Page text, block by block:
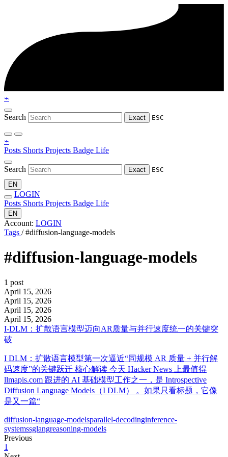
⌁
Search Exact ESC
⌁
Posts Shorts Projects Badge Life
Search Exact
ESC
EN
LOGIN
Posts Shorts Projects Badge Life
EN
Account: LOGIN
Tags / #diffusion-language-models
#diffusion-language-models
1 post
April 15, 2026
April 15, 2026
April 15, 2026
April 15, 2026
I-DLM：扩散语言模型迈向AR质量与并行速度统一的关键突
破
I DLM：扩散语言模型第一次逼近“同规模 AR 质量 + 并行解
码速度”的关键跃迁 核心解读 今天 Hacker News 上最值得
llmapis.com 跟进的 AI 基础模型工作之一，是 Introspective
Diffusion Language Models（I DLM） 。如果只看标题，它像
是又一篇“
diffusion-language-modelsparallel-decodinginference-
systemssglangreasoning-models
Previous
1